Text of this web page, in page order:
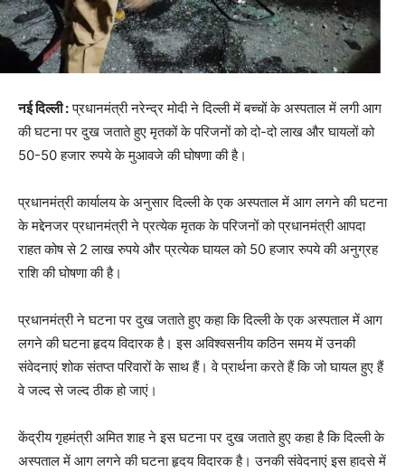
नई दिल्ली :प्रधानमंत्री नरेन्द्र मोदी ने दिल्ली में बच्चों के अस्पताल में लगी आग
की घटना पर दुख जताते हुए मृतकों के परिजनों को दो-दो लाख और घायलों को
50-50 हजार रुपये के मुआवजे की घोषणा की है।
प्रधानमंत्री कार्यालय के अनुसार दिल्ली के एक अस्पताल में आग लगने की घटना
के मद्देनजर प्रधानमंत्री ने प्रत्येक मृतक के परिजनों को प्रधानमंत्री आपदा
राहत कोष से 2 लाख रुपये और प्रत्येक घायल को 50 हजार रुपये की अनुग्रह
राशि की घोषणा की है।
प्रधानमंत्री ने घटना पर दुख जताते हुए कहा कि दिल्ली के एक अस्पताल में आग
लगने की घटना हृदय विदारक है। इस अविश्वसनीय कठिन समय में उनकी
संवेदनाएं शोक संतप्त परिवारों के साथ हैं। वे प्रार्थना करते हैं कि जो घायल हुए हैं
वे जल्द से जल्द ठीक हो जाएं।
केंद्रीय गृहमंत्री अमित शाह ने इस घटना पर दुख जताते हुए कहा है कि दिल्ली के
अस्पताल में आग लगने की घटना हृदय विदारक है। उनकी संवेदनाएं इस हादसे में